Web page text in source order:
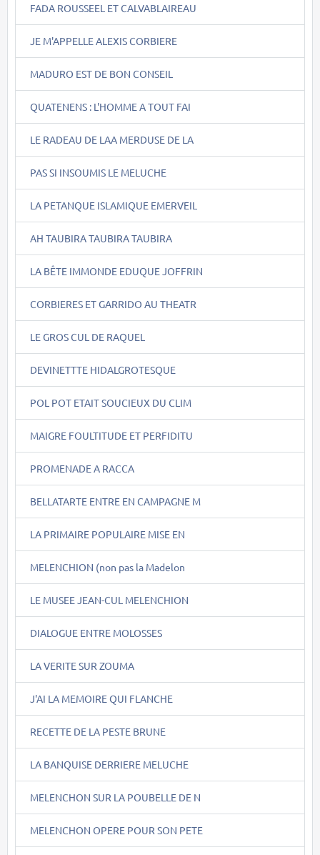
FADA ROUSSEEL ET CALVABLAIREAU
JE M'APPELLE ALEXIS CORBIERE
MADURO EST DE BON CONSEIL
QUATENENS : L'HOMME A TOUT FAI
LE RADEAU DE LAA MERDUSE DE LA
PAS SI INSOUMIS LE MELUCHE
LA PETANQUE ISLAMIQUE EMERVEIL
AH TAUBIRA TAUBIRA TAUBIRA
LA BÊTE IMMONDE EDUQUE JOFFRIN
CORBIERES ET GARRIDO AU THEATR
LE GROS CUL DE RAQUEL
DEVINETTTE HIDALGROTESQUE
POL POT ETAIT SOUCIEUX DU CLIM
MAIGRE FOULTITUDE ET PERFIDITU
PROMENADE A RACCA
BELLATARTE ENTRE EN CAMPAGNE M
LA PRIMAIRE POPULAIRE MISE EN
MELENCHION (non pas la Madelon
LE MUSEE JEAN-CUL MELENCHION
DIALOGUE ENTRE MOLOSSES
LA VERITE SUR ZOUMA
J'AI LA MEMOIRE QUI FLANCHE
RECETTE DE LA PESTE BRUNE
LA BANQUISE DERRIERE MELUCHE
MELENCHON SUR LA POUBELLE DE N
MELENCHON OPERE POUR SON PETE